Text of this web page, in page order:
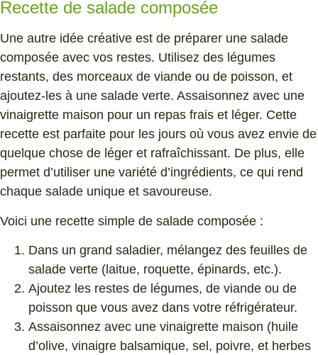
Recette de salade composée
Une autre idée créative est de préparer une salade
composée avec vos restes. Utilisez des légumes
restants, des morceaux de viande ou de poisson, et
ajoutez-les à une salade verte. Assaisonnez avec une
vinaigrette maison pour un repas frais et léger. Cette
recette est parfaite pour les jours où vous avez envie de
quelque chose de léger et rafraîchissant. De plus, elle
permet d’utiliser une variété d’ingrédients, ce qui rend
chaque salade unique et savoureuse.
Voici une recette simple de salade composée :
Dans un grand saladier, mélangez des feuilles de
salade verte (laitue, roquette, épinards, etc.).
Ajoutez les restes de légumes, de viande ou de
poisson que vous avez dans votre réfrigérateur.
Assaisonnez avec une vinaigrette maison (huile
d’olive, vinaigre balsamique, sel, poivre, et herbes